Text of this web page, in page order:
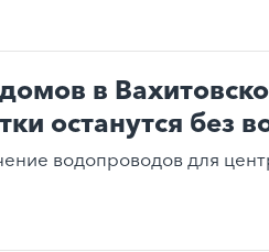
в
останутся без
водопроводов для